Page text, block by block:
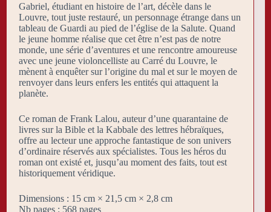
Gabriel, étudiant en histoire de l’art, décèle dans le
Louvre, tout juste restauré, un personnage étrange dans un
tableau de Guardi au pied de l’église de la Salute. Quand
le jeune homme réalise que cet être n’est pas de notre
monde, une série d’aventures et une rencontre amoureuse
avec une jeune violoncelliste au Carré du Louvre, le
mènent à enquêter sur l’origine du mal et sur le moyen de
renvoyer dans leurs enfers les entités qui attaquent la
planète.
Ce roman de Frank Lalou, auteur d’une quarantaine de
livres sur la Bible et la Kabbale des lettres hébraïques,
offre au lecteur une approche fantastique de son univers
d’ordinaire réservés aux spécialistes. Tous les héros du
roman ont existé et, jusqu’au moment des faits, tout est
historiquement véridique.
Dimensions : 15 cm × 21,5 cm × 2,8 cm
Nb pages : 568 pages